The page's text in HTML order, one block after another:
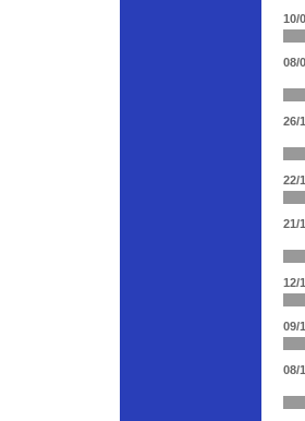
10/
08/
26/
22/
21/
12/
09/
08/